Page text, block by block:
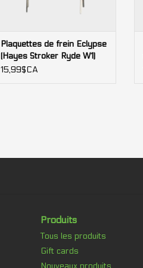
Plaquettes de frein Eclypse
(Hayes Stroker Ryde W1)
semi-métallique
15,99$CA
Produits
Tous les produits
Gift cards
Nouveaux produits